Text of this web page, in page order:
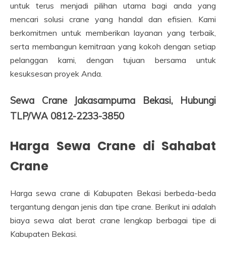
untuk terus menjadi pilihan utama bagi anda yang
mencari solusi crane yang handal dan efisien. Kami
berkomitmen untuk memberikan layanan yang terbaik,
serta membangun kemitraan yang kokoh dengan setiap
pelanggan kami, dengan tujuan bersama untuk
kesuksesan proyek Anda.
Sewa Crane Jakasampurna Bekasi, Hubungi
TLP/WA 0812-2233-3850
Harga Sewa Crane di Sahabat
Crane
Harga sewa crane di Kabupaten Bekasi berbeda-beda
tergantung dengan jenis dan tipe crane. Berikut ini adalah
biaya sewa alat berat crane lengkap berbagai tipe di
Kabupaten Bekasi.